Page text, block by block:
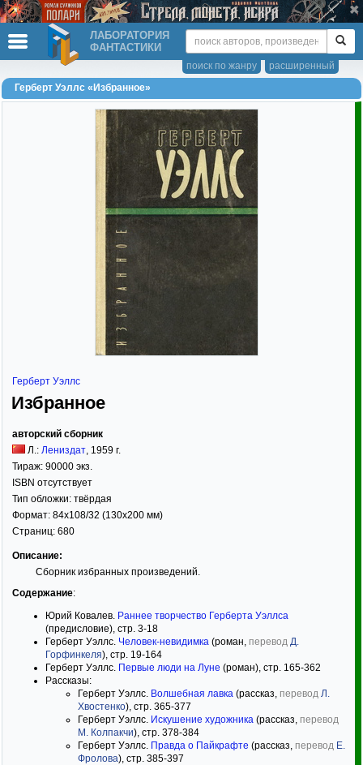
ЛАБОРАТОРИЯ
ФАНТАСТИКИ
расширенный
поиск по жанру
Герберт Уэллс «Избранное»
Герберт Уэллс
Избранное
авторский сборник
Л.: Лениздат, 1959 г.
Тираж: 90000 экз.
ISBN отсутствует
Тип обложки: твёрдая
Формат: 84x108/32 (130x200 мм)
Страниц: 680
Описание:
Сборник избранных произведений.
Содержание:
Юрий Ковалев. Раннее творчество Герберта Уэллса
(предисловие), стр. 3-18
Герберт Уэллс. Человек-невидимка (роман, перевод Д.
Горфинкеля), стр. 19-164
Герберт Уэллс. Первые люди на Луне (роман), стр. 165-362
Рассказы:
Герберт Уэллс. Волшебная лавка (рассказ, перевод Л.
Хвостенко), стр. 365-377
Герберт Уэллс. Искушение художника (рассказ, перевод
М. Колпакчи), стр. 378-384
Герберт Уэллс. Правда о Пайкрафте (рассказ, перевод Е.
Фролова), стр. 385-397